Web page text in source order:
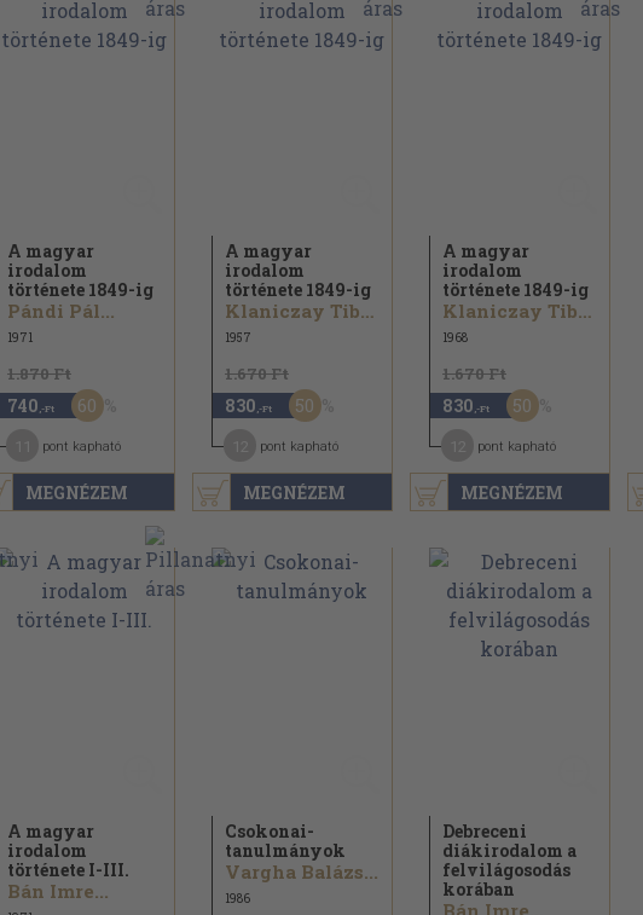
MEGNÉZEM
A magyar
irodalom
története 1849-ig
Pándi Pál...
1971
1.870 Ft
740 ,-Ft 60
pont kapható
MEGNÉZEM
A magyar
irodalom
története 1849-ig
Klaniczay Tibor...
1957
1.670 Ft
830 ,-Ft 50
pont kapható
MEGNÉZEM
A magyar
irodalom
története 1849-ig
Klaniczay Tibor...
1968
1.670 Ft
830 ,-Ft 50
pont kapható
A magyar
irodalom
története I-III.
Bán Imre...
Csokonai-
tanulmányok
Vargha Balázs...
1986
Debreceni
diákirodalom a
felvilágosodás
korában
Bán Imre...